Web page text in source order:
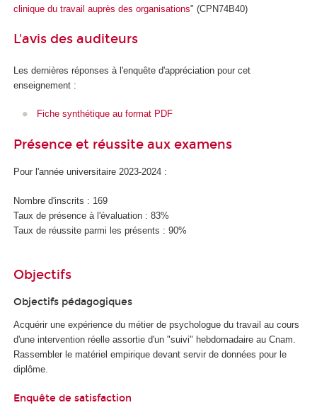
clinique du travail auprès des organisations" (CPN74B40)
L'avis des auditeurs
Les dernières réponses à l'enquête d'appréciation pour cet
enseignement :
Fiche synthétique au format PDF
Présence et réussite aux examens
Pour l'année universitaire 2023-2024 :
Nombre d'inscrits : 169
Taux de présence à l'évaluation : 83%
Taux de réussite parmi les présents : 90%
Objectifs
Objectifs pédagogiques
Acquérir une expérience du métier de psychologue du travail au cours
d'une intervention réelle assortie d'un "suivi" hebdomadaire au Cnam.
Rassembler le matériel empirique devant servir de données pour le
diplôme.
Enquête de satisfaction